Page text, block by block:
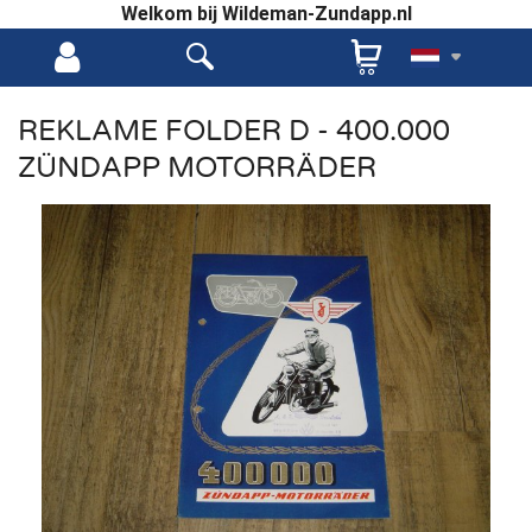
Welkom bij Wildeman-Zundapp.nl
REKLAME FOLDER D - 400.000
ZÜNDAPP MOTORRÄDER